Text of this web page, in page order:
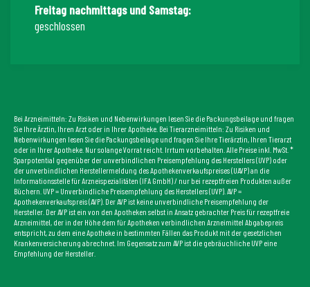
Freitag nachmittags und Samstag:
geschlossen
Bei Arzneimitteln: Zu Risiken und Nebenwirkungen lesen Sie die Packungsbeilage und fragen
Sie Ihre Ärztin, Ihren Arzt oder in Ihrer Apotheke. Bei Tierarzneimitteln: Zu Risiken und
Nebenwirkungen lesen Sie die Packungsbeilage und fragen Sie Ihre Tierärztin, Ihren Tierarzt
oder in Ihrer Apotheke. Nur solange Vorrat reicht. Irrtum vorbehalten. Alle Preise inkl. MwSt. *
Sparpotential gegenüber der unverbindlichen Preisempfehlung des Herstellers (UVP) oder
der unverbindlichen Herstellermeldung des Apothekenverkaufspreises (UAVP) an die
Informationsstelle für Arzneispezialitäten (IFA GmbH) / nur bei rezeptfreien Produkten außer
Büchern. UVP = Unverbindliche Preisempfehlung des Herstellers (UVP). AVP =
Apothekenverkaufspreis (AVP). Der AVP ist keine unverbindliche Preisempfehlung der
Hersteller. Der AVP ist ein von den Apotheken selbst in Ansatz gebrachter Preis für rezeptfreie
Arzneimittel, der in der Höhe dem für Apotheken verbindlichen Arzneimittel Abgabepreis
entspricht, zu dem eine Apotheke in bestimmten Fällen das Produkt mit der gesetzlichen
Krankenversicherung abrechnet. Im Gegensatz zum AVP ist die gebräuchliche UVP eine
Empfehlung der Hersteller.